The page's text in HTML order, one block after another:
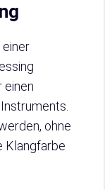
einen
ohne
Klangfarbe